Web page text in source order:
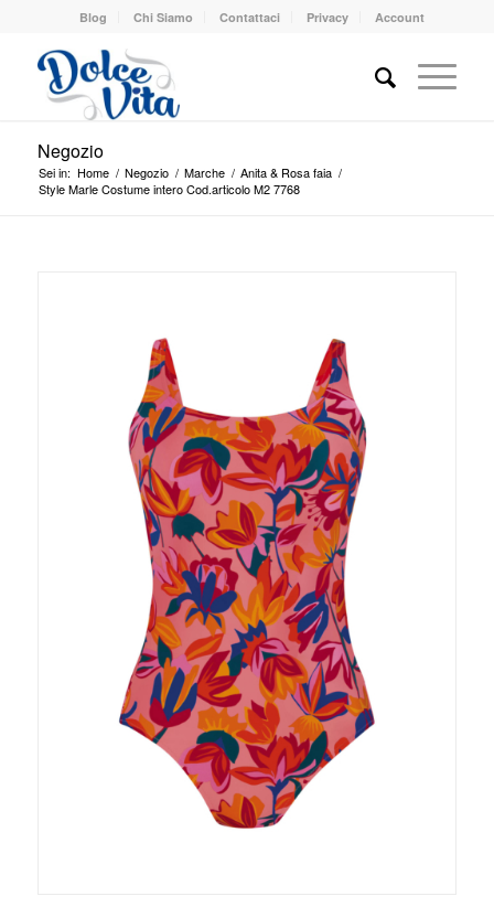
Blog Chi Siamo Contattaci Privacy Account
Negozio
Sei in: Home / Negozio / Marche / Anita & Rosa faia /
Style Marle Costume intero Cod.articolo M2 7768